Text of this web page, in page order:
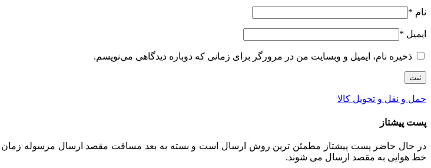
نام *
ایمیل *
ذخیره نام، ایمیل و وبسایت من در مرورگر برای زمانی که دوباره دیدگاهی می‌نویسم.
حمل و نقل و تحویل کالا
پست پیشتاز
خط هوایی به مقصد ارسال می شوند.